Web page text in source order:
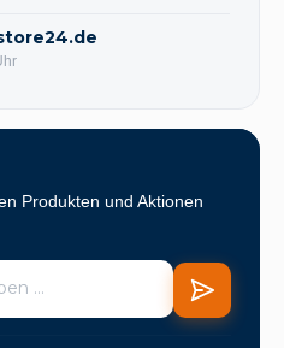
Produkten und Aktionen